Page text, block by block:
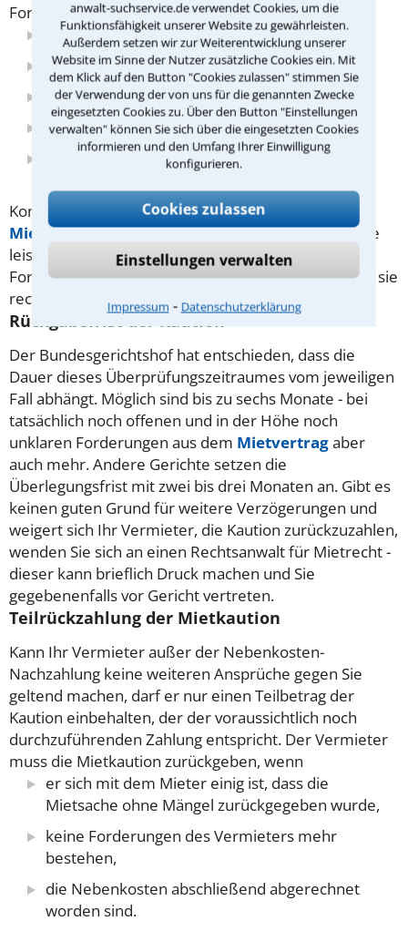
anwalt-suchservice.de verwendet Cookies, um die
Funktionsfähigkeit unserer Website zu gewährleisten.
Außerdem setzen wir zur Weiterentwicklung unserer
Website im Sinne der Nutzer zusätzliche Cookies ein. Mit
dem Klick auf den Button "Cookies zulassen" stimmen Sie
der Verwendung der von uns für die genannten Zwecke
eingesetzten Cookies zu. Über den Button "Einstellungen
verwalten" können Sie sich über die eingesetzten Cookies
informieren und den Umfang Ihrer Einwilligung
konfigurieren.
Cookies zulassen
Einstellungen verwalten
Impressum ⁃ Datenschutzerklärung
Forderungen können sich ergeben aus:
Mietrückständen,
offenen Nebenkosten,
Schäden an der Wohnung,
unterlassenen Schönheitsreparaturen,
Unzugsschäden.
Kommt es zum Streit, kann Ihnen ein auf das
Mietrechtspezialisierter Rechtsanwalt gute Dienste
leisten - denn alle vom Vermieter vorgebrachten
Forderungen müssen daraufhin geprüft werden, ob sie
rechtmäßig sind.
Rückgabefrist der Kaution
Der Bundesgerichtshof hat entschieden, dass die
Dauer dieses Überprüfungszeitraumes vom jeweiligen
Fall abhängt. Möglich sind bis zu sechs Monate - bei
tatsächlich noch offenen und in der Höhe noch
unklaren Forderungen aus dem Mietvertragaber
auch mehr. Andere Gerichte setzen die
Überlegungsfrist mit zwei bis drei Monaten an. Gibt es
keinen guten Grund für weitere Verzögerungen und
weigert sich Ihr Vermieter, die Kaution zurückzuzahlen,
wenden Sie sich an einen Rechtsanwalt für Mietrecht -
dieser kann brieflich Druck machen und Sie
gegebenenfalls vor Gericht vertreten.
Teilrückzahlung der Mietkaution
Kann Ihr Vermieter außer der Nebenkosten-
Nachzahlung keine weiteren Ansprüche gegen Sie
geltend machen, darf er nur einen Teilbetrag der
Kaution einbehalten, der der voraussichtlich noch
durchzuführenden Zahlung entspricht. Der Vermieter
muss die Mietkaution zurückgeben, wenn
er sich mit dem Mieter einig ist, dass die
Mietsache ohne Mängel zurückgegeben wurde,
keine Forderungen des Vermieters mehr
bestehen,
die Nebenkosten abschließend abgerechnet
worden sind.